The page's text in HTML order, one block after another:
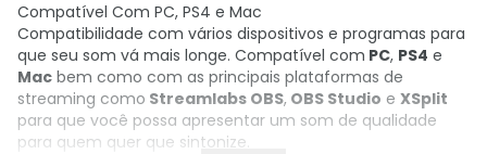
Compatível Com PC, PS4 e Mac
Compatibilidade com vários dispositivos e programas para
que seu som vá mais longe. Compatível com PC, PS4 e
Mac bem como com as principais plataformas de
streaming como Streamlabs OBS, OBS Studio e XSplit
para que você possa apresentar um som de qualidade
para quem quer que sintonize.